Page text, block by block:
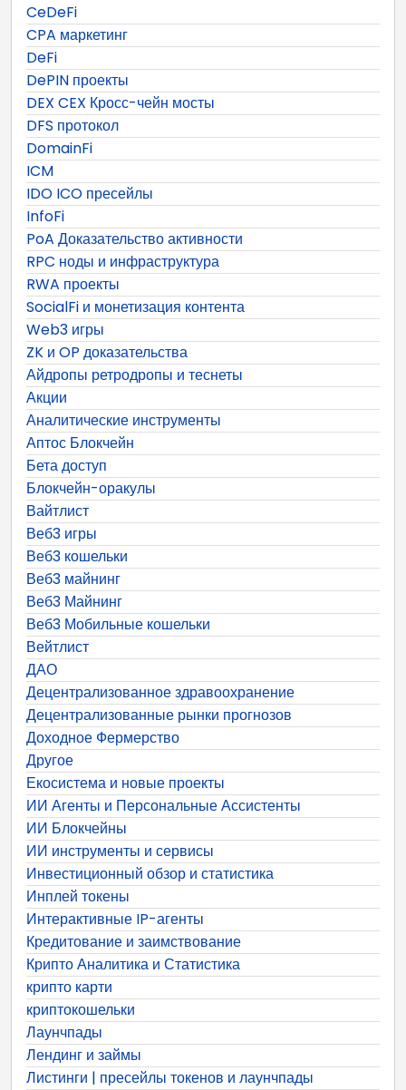
CeDeFi
CPA маркетинг
DeFi
DePIN проекты
DEX CEX Кросс-чейн мосты
DFS протокол
DomainFi
ICM
IDO ICO пресейлы
InfoFi
PoA Доказательство активности
RPC ноды и инфраструктура
RWA проекты
SocialFi и монетизация контента
Web3 игры
ZK и OP доказательства
Айдропы ретродропы и теснеты
Акции
Аналитические инструменты
Аптос Блокчейн
Бета доступ
Блокчейн-оракулы
Вайтлист
Веб3 игры
Веб3 кошельки
Веб3 майнинг
Веб3 Майнинг
Веб3 Мобильные кошельки
Вейтлист
ДАО
Децентрализованное здравоохранение
Децентрализованные рынки прогнозов
Доходное Фермерство
Другое
Екосистема и новые проекты
ИИ Агенты и Персональные Ассистенты
ИИ Блокчейны
ИИ инструменты и сервисы
Инвестиционный обзор и статистика
Инплей токены
Интерактивные IP-агенты
Кредитование и заимствование
Крипто Аналитика и Статистика
крипто карти
криптокошельки
Лаунчпады
Лендинг и займы
Листинги | пресейлы токенов и лаунчпады